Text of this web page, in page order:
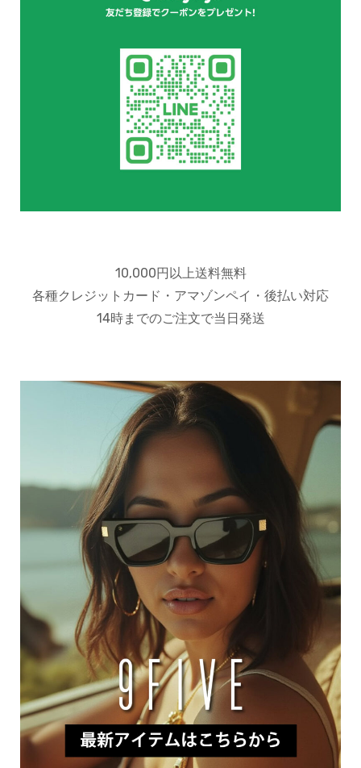
10,000円以上送料無料
各種クレジットカード・アマゾンペイ・後払い対応
14時までのご注文で当日発送